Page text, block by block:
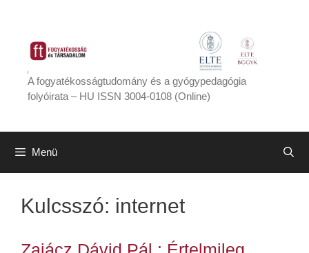
tartalomba
A fogyatékosságtudomány és a gyógypedagógia
folyóirata – HU ISSN 3004-0108 (Online)
Menü
Kulcsszó: internet